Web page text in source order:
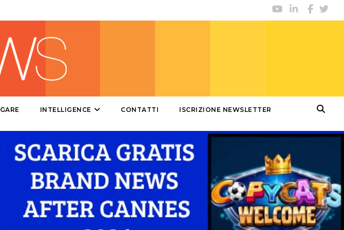
GARE INTELLIGENCE CONTATTI ISCRIZIONE NEWSLETTER